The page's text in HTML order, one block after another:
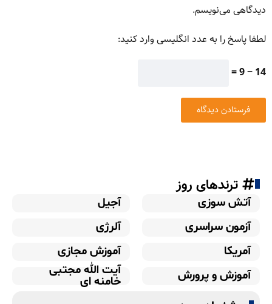
دیدگاهی می‌نویسم.
لطفا پاسخ را به عدد انگلیسی وارد کنید:
14 − 9 =
ترندهای روز
آتش سوزی
آجیل
آزمون سراسری
آلرژی
آمریکا
آموزش مجازی
آموزش و پرورش
آیت الله مجتبی
خامنه ای